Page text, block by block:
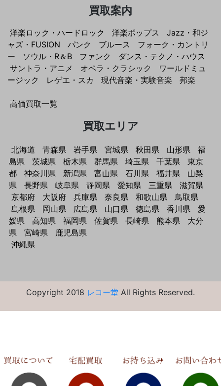
買取案内
洋楽ロック・ハードロック 洋楽ポップス
Jazz・和ジ
ャズ・FUSION
パンク ブルース
フォーク・カントリ
ー
ソウル・R＆B ファンク
ダンス・テクノ・ハウス
サントラ・アニメ
オペラ・クラシック
ワールドミュ
ージック
レゲエ・スカ 現代音楽・実験音楽 邦楽
高価買取一覧
買取エリア
北海道 青森県 岩手県 宮城県 秋田県 山形県
福
島県
茨城県 栃木県 群馬県 埼玉県 千葉県
東京
都
神奈川県 新潟県 富山県 石川県 福井県
山梨
県
長野県 岐阜県 静岡県 愛知県 三重県
滋賀県
京都府
大阪府 兵庫県 奈良県 和歌山県
鳥取県
島根県
岡山県 広島県 山口県 徳島県 香川県
愛
媛県
高知県 福岡県 佐賀県 長崎県 熊本県
大分
県
宮崎県
鹿児島県
沖縄県
Copyright 2018 レコー堂 All Rights Reserved.